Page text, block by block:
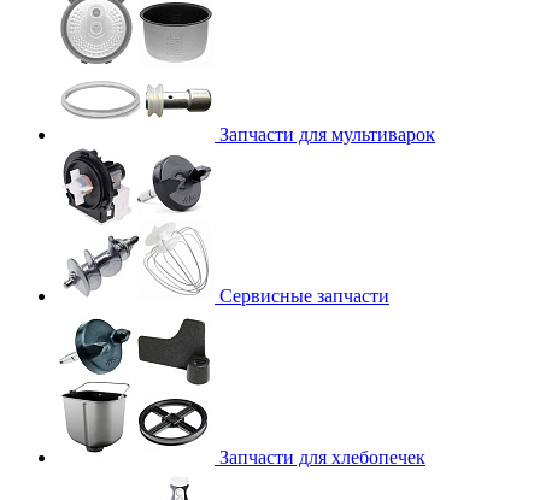
Запчасти для мультиварок
Сервисные запчасти
Запчасти для хлебопечек